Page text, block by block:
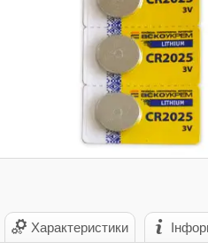
Характеристики